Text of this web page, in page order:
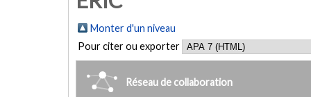
Monter d'un niveau
Pour citer ou exporter
Réseau de collaboration